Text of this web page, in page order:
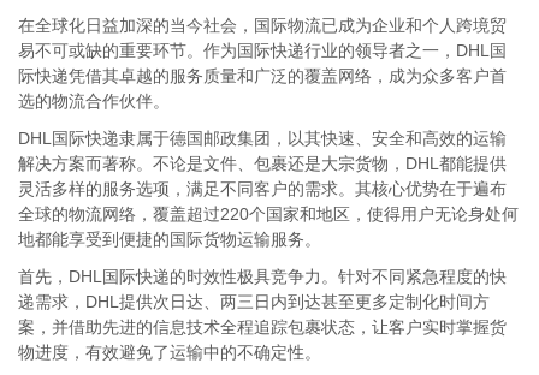
在全球化日益加深的当今社会，国际物流已成为企业和个人跨境贸
易不可或缺的重要环节。作为国际快递行业的领导者之一，DHL国
际快递凭借其卓越的服务质量和广泛的覆盖网络，成为众多客户首
选的物流合作伙伴。
DHL国际快递隶属于德国邮政集团，以其快速、安全和高效的运输
解决方案而著称。不论是文件、包裹还是大宗货物，DHL都能提供
灵活多样的服务选项，满足不同客户的需求。其核心优势在于遍布
全球的物流网络，覆盖超过220个国家和地区，使得用户无论身处何
地都能享受到便捷的国际货物运输服务。
首先，DHL国际快递的时效性极具竞争力。针对不同紧急程度的快
递需求，DHL提供次日达、两三日内到达甚至更多定制化时间方
案，并借助先进的信息技术全程追踪包裹状态，让客户实时掌握货
物进度，有效避免了运输中的不确定性。